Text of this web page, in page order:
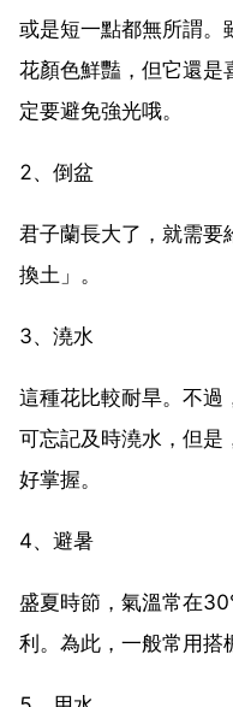
或是短一點都無所謂。
花顏色鮮豔，但它還是
定要避免強光哦。
2、倒盆
君子蘭長大了，就需要
換土」。
3、澆水
這種花比較耐旱。不過
可忘記及時澆水，但是
好掌握。
4、避暑
盛夏時節，氣溫常在
利。為此，一般常用搭